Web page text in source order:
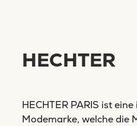
HECHTER
HECHTER PARIS ist
Modemarke, welche die